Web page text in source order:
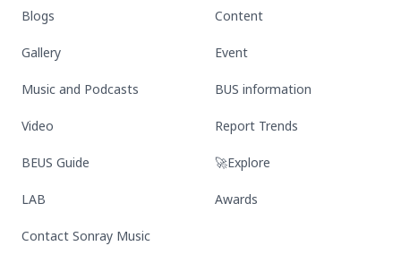
Blogs
Gallery
Music and Podcasts
Video
BEUS Guide
LAB
Contact Sonray Music
Content
Event
BUS information
Report Trends
🚀Explore
Awards